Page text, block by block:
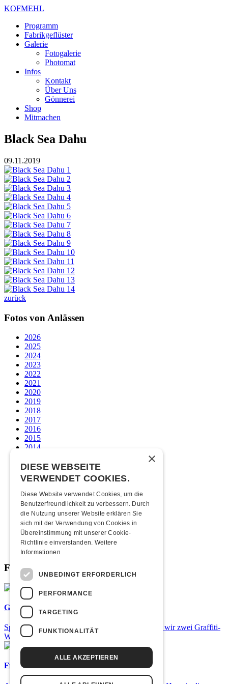
KOFMEHL
Programm
Fabrikgeflüster
Galerie
Fotogalerie
Photomat
Infos
Kontakt
Über Uns
Gönnerei
Shop
Mitmachen
Black Sea Dahu
09.11.2019
zurück
Fotos von Anlässen
2026
2025
2024
2023
2022
2021
2020
2019
2018
2017
2016
2015
2014
2012
2011
2010
2009
2008
2007
2006
2005
2004
2003
Fabrikgeflüster
Graffiti-Workshops
Spray dein eigenes Graffiti! Im September führen wir zwei Graffiti-
Workshops für Kinder und Jugendliche durch.
Frisch bestätigt: Uriah Heep
×
DIESE WEBSEITE
VERWENDET COOKIES.
Diese Website verwendet Cookies, um die
Benutzerfreundlichkeit zu verbessern. Durch
die Nutzung unserer Website erklären Sie
sich mit der Verwendung von Cookies in
Übereinstimmung mit unserer Cookie-
Richtlinie einverstanden. Weitere
Informationen
UNBEDINGT ERFORDERLICH
PERFORMANCE
TARGETING
FUNKTIONALITÄT
ALLE AKZEPTIEREN